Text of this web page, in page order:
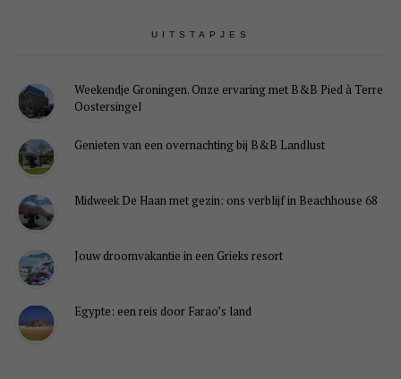
UITSTAPJES
Weekendje Groningen. Onze ervaring met B&B Pied à Terre
Oostersingel
Genieten van een overnachting bij B&B Landlust
Midweek De Haan met gezin: ons verblijf in Beachhouse 68
Jouw droomvakantie in een Grieks resort
Egypte: een reis door Farao’s land